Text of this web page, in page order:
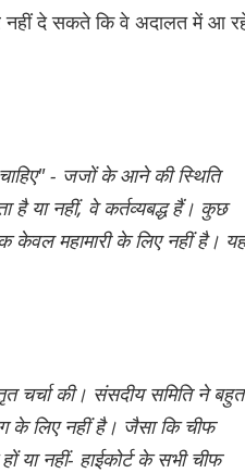
नहीं दे सकते कि वे अदालत में आ
- जजों के आने की स्थिति
या नहीं, वे कर्तव्यबद्ध हैं। कुछ
केवल महामारी के लिए नहीं है। यह
चर्चा की। संसदीय समिति ने बहुत
के लिए नहीं है। जैसा कि चीफ
या नहीं- हाईकोर्ट के सभी चीफ